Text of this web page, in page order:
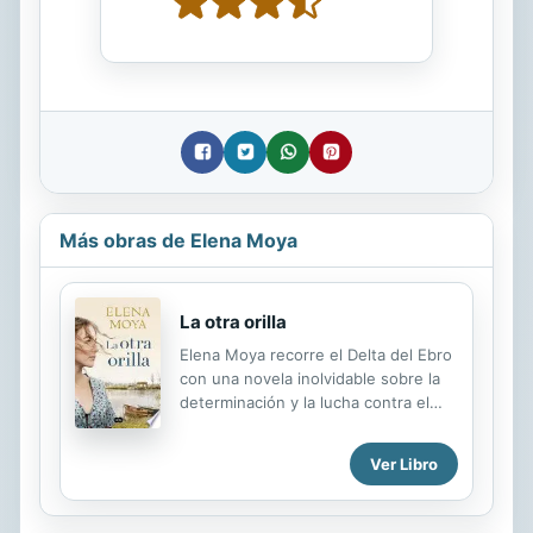
Más obras de Elena Moya
La otra orilla
Elena Moya recorre el Delta del Ebro
con una novela inolvidable sobre la
determinación y la lucha contra el
sobre la determinación y la lucha
contra el destino. Isla de Buda, Delta
del Ebro, 1961, Asun es una niña de
once años llena de aspiraciones y de
Ver Libro